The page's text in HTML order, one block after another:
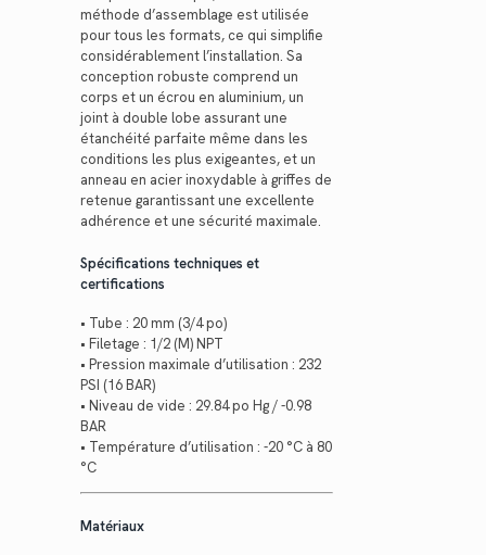
méthode d’assemblage est utilisée
pour tous les formats, ce qui simplifie
considérablement l’installation. Sa
conception robuste comprend un
corps et un écrou en aluminium, un
joint à double lobe assurant une
étanchéité parfaite même dans les
conditions les plus exigeantes, et un
anneau en acier inoxydable à griffes de
retenue garantissant une excellente
adhérence et une sécurité maximale.
Spécifications techniques et
certifications
• Tube : 20 mm (3/4 po)
• Filetage : 1/2 (M) NPT
• Pression maximale d’utilisation : 232
PSI (16 BAR)
• Niveau de vide : 29.84 po Hg / -0.98
BAR
• Température d’utilisation : -20 °C à 80
°C
Matériaux